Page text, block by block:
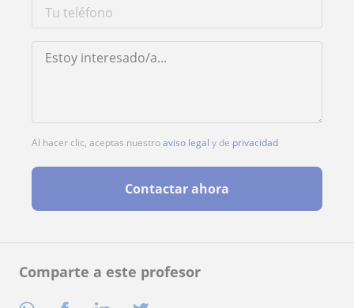
Comparte a este profesor
Al hacer clic, aceptas nuestroaviso legal y de privacidad
Contactar ahora